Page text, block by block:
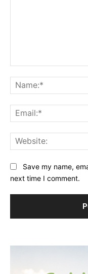
Save my name,
next time I comment.